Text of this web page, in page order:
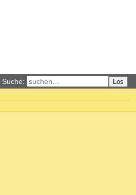
Suche: Los